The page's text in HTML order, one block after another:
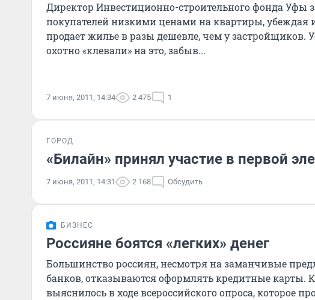
Директор Инвестиционно-строительного фонда Уфы
покупателей низкими ценами на квартиры, убеждая
продает жилье в разы дешевле, чем у застройщиков.
охотно «клевали» на это, забыв...
7 июня, 2011, 14:34 2 475 1
ГОРОД
«Билайн» принял участие в первой
7 июня, 2011, 14:31 2 168 Обсудить
БИЗНЕС
Россияне боятся «легких» денег
Большинство россиян, несмотря на заманчивые
банков, отказываются оформлять кредитные карты.
выяснилось в ходе всероссийского опроса, которое